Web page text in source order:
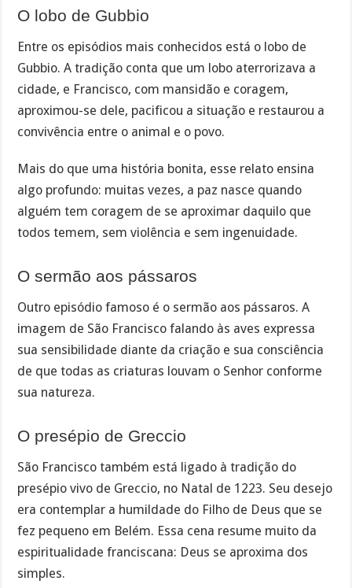
O lobo de Gubbio
Entre os episódios mais conhecidos está o lobo de
Gubbio. A tradição conta que um lobo aterrorizava a
cidade, e Francisco, com mansidão e coragem,
aproximou-se dele, pacificou a situação e restaurou a
convivência entre o animal e o povo.
Mais do que uma história bonita, esse relato ensina
algo profundo: muitas vezes, a paz nasce quando
alguém tem coragem de se aproximar daquilo que
todos temem, sem violência e sem ingenuidade.
O sermão aos pássaros
Outro episódio famoso é o sermão aos pássaros. A
imagem de São Francisco falando às aves expressa
sua sensibilidade diante da criação e sua consciência
de que todas as criaturas louvam o Senhor conforme
sua natureza.
O presépio de Greccio
São Francisco também está ligado à tradição do
presépio vivo de Greccio, no Natal de 1223. Seu desejo
era contemplar a humildade do Filho de Deus que se
fez pequeno em Belém. Essa cena resume muito da
espiritualidade franciscana: Deus se aproxima dos
simples.